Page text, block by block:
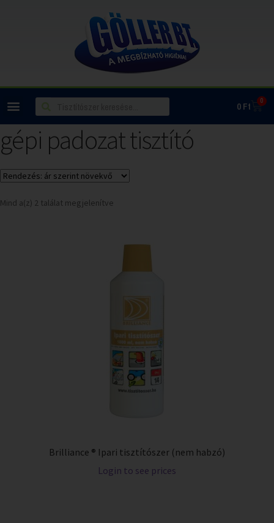
0Ft 0
gépi padozat tisztító
Mind a(z) 2 találat megjelenítve
Brilliance ® Ipari tisztítószer (nem habzó)
Login to see prices